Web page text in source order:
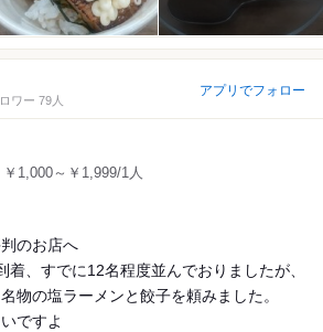
ワー 79人
アプリでフォロー
￥1,000～￥1,999/1人
のお店へ
着、すでに12名程度並んでおりましたが、
物の塩ラーメンと餃子を頼みました。
ですよ